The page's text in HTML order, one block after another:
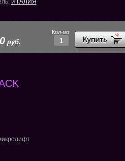
ИТАЛИЯ
Кол-во:
руб.